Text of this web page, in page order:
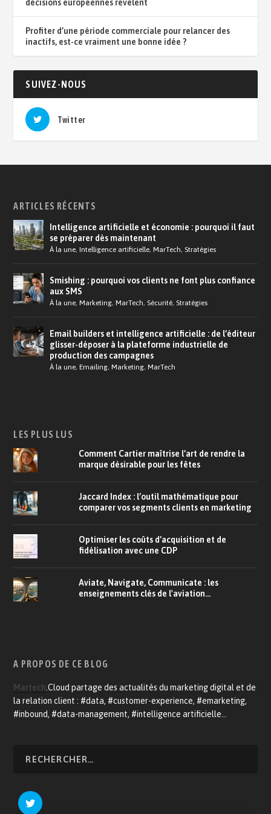
décisions européennes révèlent
Profiter d’une période commerciale pour relancer des
inactifs, est-ce vraiment une bonne idée ?
SUIVEZ-NOUS
Twitter
ARTICLES RÉCENTS
Intelligence artificielle et économie : pourquoi il faut
se préparer dès maintenant
À la une,Intelligence artificielle,MarTech, Stratégies
Smishing : pourquoi vos clients ne font plus confiance
aux SMS
À la une,Marketing,MarTech, Sécurité, Stratégies
Email builders et intelligence artificielle : de l’éditeur
glisser-déposer à la plateforme industrielle de
production des campagnes
À la une,Emailing,Marketing,MarTech
LES PLUS LUS
Comment Cartier maîtrise l’art de rendre la
marque désirable pour les fêtes
Jaccard Index : l’outil mathématique pour
comparer vos segments clients en marketing
Optimiser les coûts d’acquisition et de
fidélisation avec une CDP
Aviate, Navigate, Communicate : les
enseignements clés de l'aviation...
A PROPOS DE CE BLOG
Martech.Cloud partage des actualités du marketing digital et de
la relation client : #data, #customer-experience, #emarketing,
#inbound, #data-management, #intelligence artificielle…